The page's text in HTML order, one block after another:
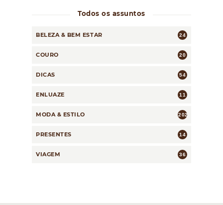
Todos os assuntos
BELEZA & BEM ESTAR 24
COURO 20
DICAS 54
ENLUAZE 11
MODA & ESTILO 202
PRESENTES 14
VIAGEM 36